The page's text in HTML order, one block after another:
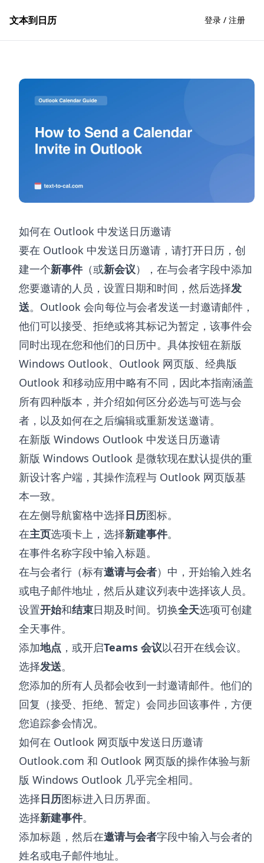
文本到日历 登录 / 注册
如何在 Outlook 中发送日历邀请
要在 Outlook 中发送日历邀请，请打开日历，创
建一个新事件（或新会议），在与会者字段中添加
您要邀请的人员，设置日期和时间，然后选择发
送。Outlook 会向每位与会者发送一封邀请邮件，
他们可以接受、拒绝或将其标记为暂定，该事件会
同时出现在您和他们的日历中。具体按钮在新版
Windows Outlook、Outlook 网页版、经典版
Outlook 和移动应用中略有不同，因此本指南涵盖
所有四种版本，并介绍如何区分必选与可选与会
者，以及如何在之后编辑或重新发送邀请。
在新版 Windows Outlook 中发送日历邀请
新版 Windows Outlook 是微软现在默认提供的重
新设计客户端，其操作流程与 Outlook 网页版基
本一致。
在左侧导航窗格中选择日历图标。
在主页选项卡上，选择新建事件。
在事件名称字段中输入标题。
在与会者行（标有邀请与会者）中，开始输入姓名
或电子邮件地址，然后从建议列表中选择该人员。
设置开始和结束日期及时间。切换全天选项可创建
全天事件。
添加地点 ，或开启Teams 会议以召开在线会议。
选择发送。
您添加的所有人员都会收到一封邀请邮件。他们的
回复（接受、拒绝、暂定）会同步回该事件，方便
您追踪参会情况。
如何在 Outlook 网页版中发送日历邀请
Outlook.com 和 Outlook 网页版的操作体验与新
版 Windows Outlook 几乎完全相同。
选择日历图标进入日历界面。
选择新建事件。
添加标题，然后在邀请与会者字段中输入与会者的
姓名或电子邮件地址。